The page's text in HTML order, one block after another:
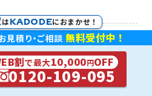
場合、顧客の意思を尊重し
いません。もちろん勝手に
はKADODEにおまかせ！
見積り・ご相談 無料受付中！
割で最大10,000円OFF
0120-109-095